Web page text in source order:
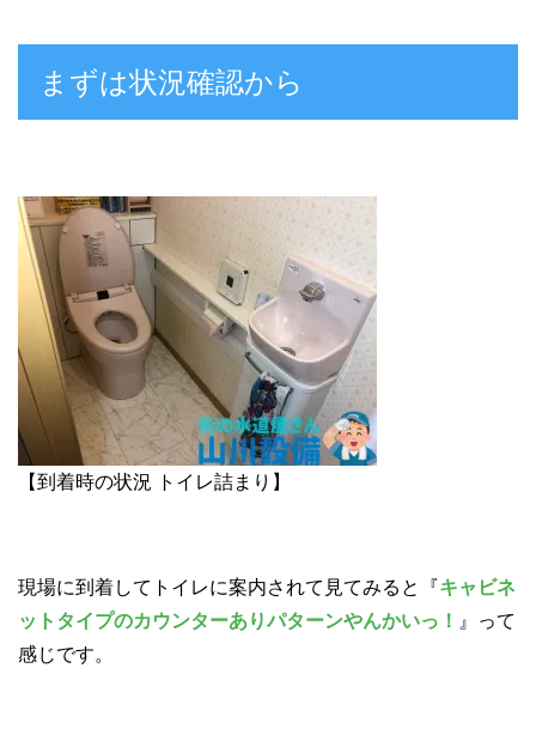
まずは状況確認から
【到着時の状況 トイレ詰まり】
現場に到着してトイレに案内されて見てみると『キャビネ
ットタイプのカウンターありパターンやんかいっ！ 』って
感じです。